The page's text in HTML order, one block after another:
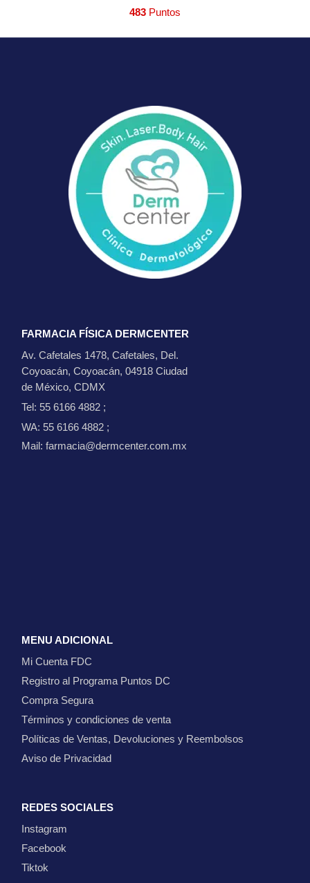
483Puntos
FARMACIA FÍSICA DERMCENTER
Av. Cafetales 1478, Cafetales, Del.
Coyoacán, Coyoacán, 04918 Ciudad
de México, CDMX
Tel: 55 6166 4882 ;
WA: 55 6166 4882 ;
Mail: farmacia@dermcenter.com.mx
MENU ADICIONAL
Mi Cuenta FDC
Registro al Programa Puntos DC
Compra Segura
Términos y condiciones de venta
Políticas de Ventas, Devoluciones y Reembolsos
Aviso de Privacidad
REDES SOCIALES
Instagram
Facebook
Tiktok